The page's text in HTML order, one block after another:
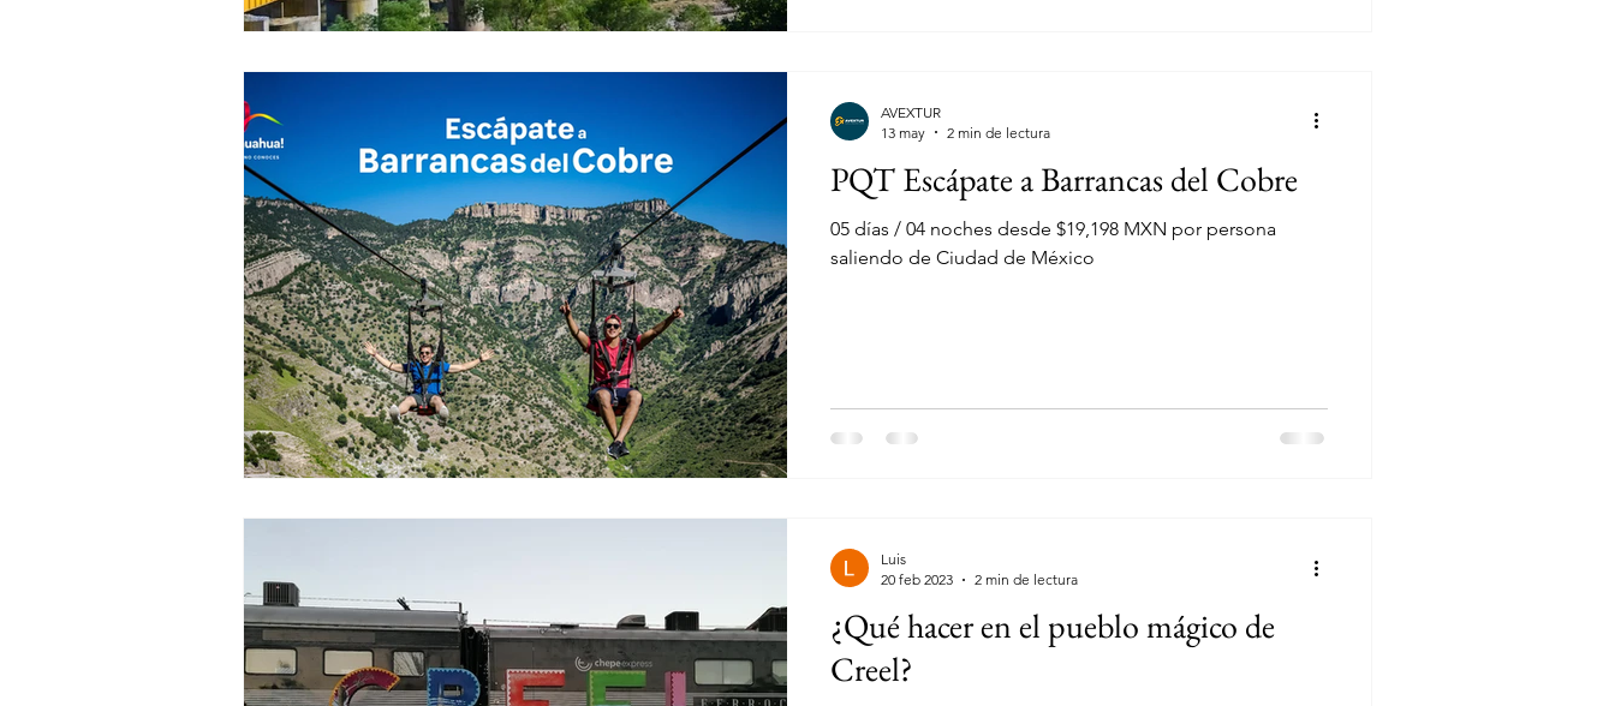
PQT Escápate a Barrancas del Cobre
05 días / 04 noches desde $19,198 MXN por persona
saliendo de Ciudad de México
AVEXTUR
13 may
2 min de lectura
¿Qué hacer en el pueblo mágico de
Creel?
Luis
20 feb 2023
2 min de lectura